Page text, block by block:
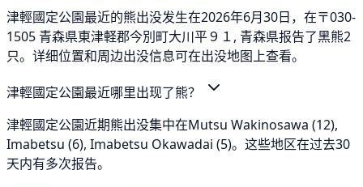
津輕國定公園最近的熊出没发生在2026年6月30日，在〒030-
1505 青森県東津軽郡今別町大川平９１, 青森県报告了黑熊2
只。详细位置和周边出没信息可在出没地图上查看。
津輕國定公園最近哪里出现了熊？
津輕國定公園近期熊出没集中在Mutsu Wakinosawa (12),
Imabetsu (6), Imabetsu Okawadai (5)。这些地区在过去30
天内有多次报告。